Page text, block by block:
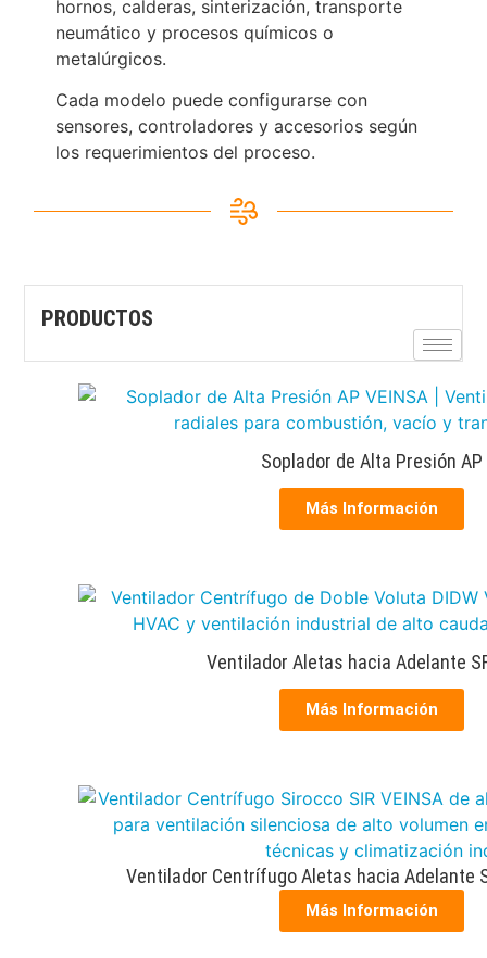
hornos, calderas, sinterización, transporte
neumático y procesos químicos o
metalúrgicos.
Cada modelo puede configurarse con
sensores, controladores y accesorios según
los requerimientos del proceso.
PRODUCTOS
Soplador de Alta Presión AP
Más Información
Ventilador Aletas hacia Adelante
Más Información
Ventilador Centrífugo Aletas hacia Adelante
Más Información